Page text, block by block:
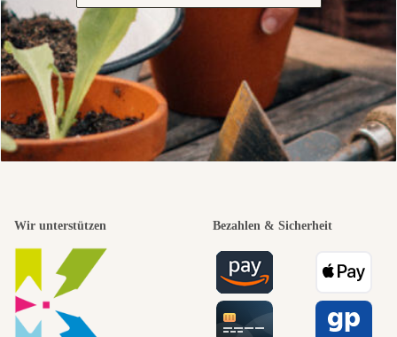
Wir unterstützen Bezahlen & Sicherheit